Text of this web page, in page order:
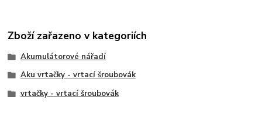
Zboží zařazeno v kategoriích
Akumulátorové nářadí
Aku vrtačky - vrtací šroubovák
vrtačky - vrtací šroubovák